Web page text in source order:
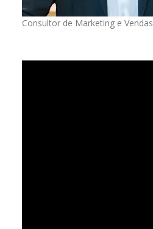
Consultor de Marketing e Vendas